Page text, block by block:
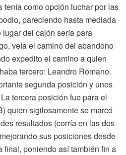
tenía como opción luchar por las
pareciendo hasta mediada
del cajón sería para
veía el camino del abandono
expedito el camino a quien
tercero: Leandro Romano.
segunda posición y unos
tercera posición fue para el
quien sigilosamente se marcó
resultados (corría en las dos
sus posiciones desde
final, poniendo así también fin a